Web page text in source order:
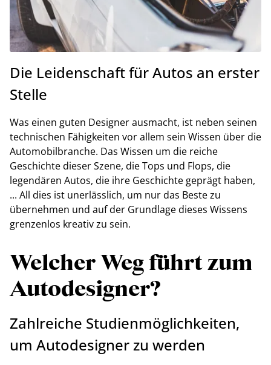
Die Leidenschaft für Autos an erster
Stelle
Was einen guten Designer ausmacht, ist neben seinen
technischen Fähigkeiten vor allem sein Wissen über die
Automobilbranche. Das Wissen um die reiche
Geschichte dieser Szene, die Tops und Flops, die
legendären Autos, die ihre Geschichte geprägt haben,
... All dies ist unerlässlich, um nur das Beste zu
übernehmen und auf der Grundlage dieses Wissens
grenzenlos kreativ zu sein.
Welcher Weg führt zum
Autodesigner?
Zahlreiche Studienmöglichkeiten,
um Autodesigner zu werden